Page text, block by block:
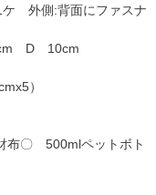
外側:背面にファスナ
D 10cm
）
〇 500mlペットボト